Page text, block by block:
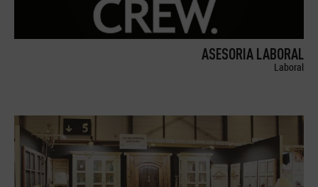
ASESORIA LABORAL
Laboral